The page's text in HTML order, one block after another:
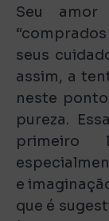
Seu amor
seus
assim, a
neste
pureza.
primeiro
e
que é